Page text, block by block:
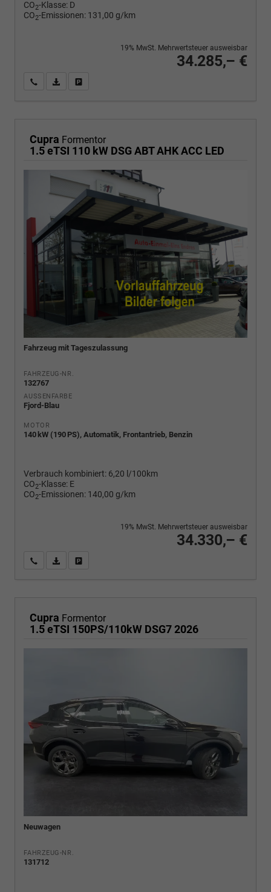
CO2-Klasse: D
CO2-Emissionen: 131,00 g/km
34.285,– €
19% MwSt. Mehrwertsteuer ausweisbar
Wir rufen Sie anPDF-Fahrzeugexposé drucken
Cupra Formentor
1.5 eTSI 110 kW DSG ABT AHK ACC LED
Fahrzeug mit Tageszulassung
FAHRZEUG-NR.
132767
AUSSENFARBE
Fjord-Blau
MOTOR
140 kW (190 PS), Automatik, Frontantrieb, Benzin
Verbrauch kombiniert: 6,20 l/100km
CO2-Klasse: E
CO2-Emissionen: 140,00 g/km
34.330,– €
19% MwSt. Mehrwertsteuer ausweisbar
Wir rufen Sie anPDF-Fahrzeugexposé drucken
Cupra Formentor
1.5 eTSI 150PS/110kW DSG7 2026
Neuwagen
FAHRZEUG-NR.
131712